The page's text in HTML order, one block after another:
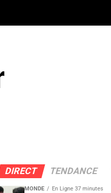
DIRECT TENDANCE
MONDE En Ligne 37 minutes